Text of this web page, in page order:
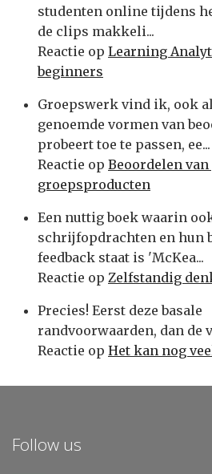
studenten online tijdens
de clips makkeli...
Reactie op Learning
beginners
Groepswerk vind ik, ook
genoemde vormen van
probeert toe te passen, ee...
Reactie op Beoordelen
groepsproducten
Een nuttig boek waarin
schrijfopdrachten en hun
feedback staat is 'McKea...
Reactie op Zelfstandig
Precies! Eerst deze basale
randvoorwaarden, dan de
Reactie op Het kan nog
Follow us